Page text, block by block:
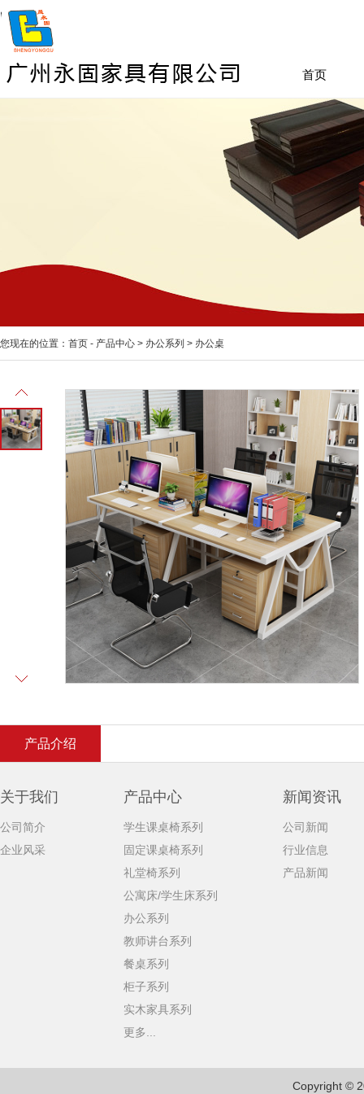
首页
您现在的位置： 首页 - 产品中心 > 办公系列 > 办公桌
产品介绍
关于我们
公司简介
企业风采
产品中心
学生课桌椅系列
固定课桌椅系列
礼堂椅系列
公寓床/学生床系列
办公系列
教师讲台系列
餐桌系列
柜子系列
实木家具系列
更多...
新闻资讯
公司新闻
行业信息
产品新闻
Copyright ©